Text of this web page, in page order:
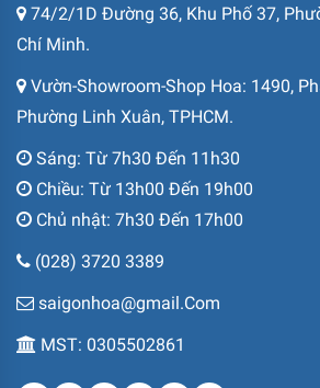
74/2/1D Đường 36, Khu Phố 37,
Chí Minh.
Vườn-Showroom-Shop Hoa: 1490,
Phường Linh Xuân, TPHCM.
Sáng: Từ 7h30 Đến 11h30
Chiều: Từ 13h00 Đến 19h00
Chủ nhật: 7h30 Đến 17h00
(028) 3720 3389
saigonhoa@gmail.Com
MST: 0305502861